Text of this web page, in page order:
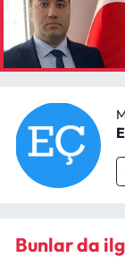
Bunlar da